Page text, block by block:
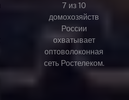
7 из 10
домохозяйств
России
охватывает
оптоволоконная
сеть Ростелеком.